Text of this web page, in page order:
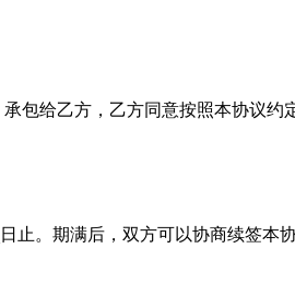
包给乙方，乙方同意按照本协议约
止。期满后，双方可以协商续签本